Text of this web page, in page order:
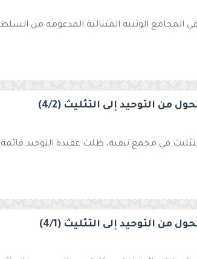
الوثنية المتتالية المدعومة من السلطة
من التوحيد إلى التثليث (4/2)
في مجمع نيقية، ظلت عقيدة التوحيد
من التوحيد إلى التثليث (4/1)